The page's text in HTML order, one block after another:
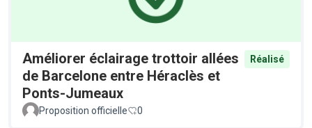
Améliorer éclairage trottoir allées
de Barcelone entre Héraclès et
Ponts-Jumeaux
Réalisé
Proposition officielle 0